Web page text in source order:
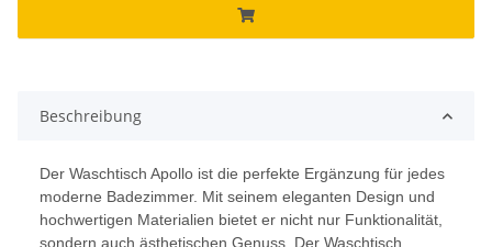
Beschreibung
Der Waschtisch Apollo ist die perfekte Ergänzung für jedes
moderne Badezimmer. Mit seinem eleganten Design und
hochwertigen Materialien bietet er nicht nur Funktionalität,
sondern auch ästhetischen Genuss. Der Waschtisch